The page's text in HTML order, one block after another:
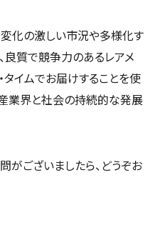
変化の激しい市況や多様化す
良質で競争力のあるレアメ
タイムでお届けすることを使
業界と社会の持続的な発展
がございましたら、どうぞお